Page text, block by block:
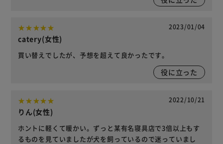
2023/01/04
catery(女性)
買い替えでしたが、予想を超えて良かったです。
役に立った
2022/10/21
りん(女性)
ホントに軽くて暖かい。ずっと某有名寝具店で3倍以上もす
るものを見ていましたが犬を飼っているので迷っていまし